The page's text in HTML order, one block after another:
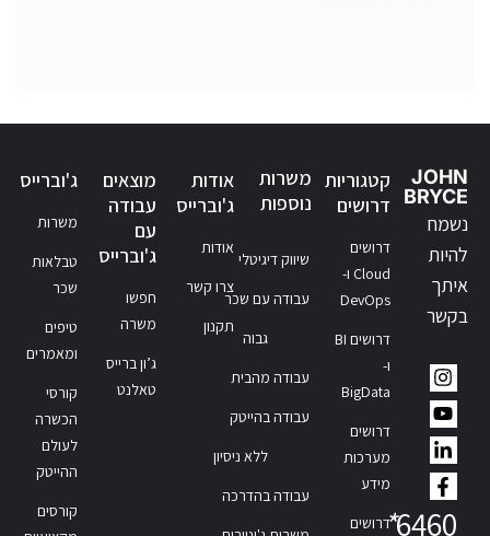
JOHN
BRYCE
נשמח
להיות
איתך
בקשר
6460
*
קטגוריות
דרושים
דרושים
Cloud ו-
DevOps
דרושים BI
ו-
BigData
דרושים
מערכות
מידע
דרושים
משרות
נוספות
שיווק דיגיטלי
עבודה עם שכר
גבוה
עבודה מהבית
עבודה בהייטק
ללא ניסיון
עבודה בהדרכה
אודות
ג'וברייס
אודות
צרו קשר
תקנון
מוצאים
עבודה
עם
ג'וברייס
חפשו
משרה
ג’ון ברייס
טאלנט
ג'וברייס
משרות
טבלאות
שכר
טיפים
ומאמרים
קורסי
הכשרה
לעולם
ההייטק
קורסים